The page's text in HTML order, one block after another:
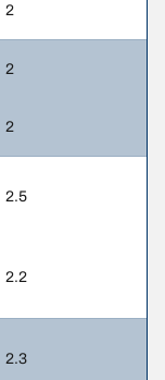
2
2
2
2.5
2.2
2.3